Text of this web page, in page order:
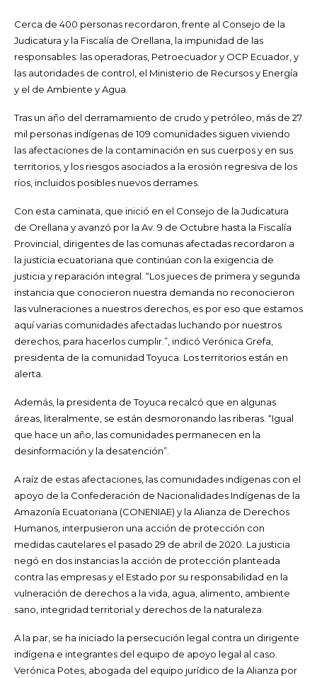
Cerca de 400 personas recordaron, frente al Consejo de la
Judicatura y la Fiscalía de Orellana, la impunidad de las
responsables: las operadoras, Petroecuador y OCP Ecuador, y
las autoridades de control, el Ministerio de Recursos y Energía
y el de Ambiente y Agua.
Tras un año del derramamiento de crudo y petróleo, más de 27
mil personas indígenas de 109 comunidades siguen viviendo
las afectaciones de la contaminación en sus cuerpos y en sus
territorios, y los riesgos asociados a la erosión regresiva de los
ríos, incluidos posibles nuevos derrames.
Con esta caminata, que inició en el Consejo de la Judicatura
de Orellana y avanzó por la Av. 9 de Octubre hasta la Fiscalía
Provincial, dirigentes de las comunas afectadas recordaron a
la justicia ecuatoriana que continúan con la exigencia de
justicia y reparación integral. “Los jueces de primera y segunda
instancia que conocieron nuestra demanda no reconocieron
las vulneraciones a nuestros derechos, es por eso que estamos
aquí varias comunidades afectadas luchando por nuestros
derechos, para hacerlos cumplir.”, indicó Verónica Grefa,
presidenta de la comunidad Toyuca. Los territorios están en
alerta.
Además, la presidenta de Toyuca recalcó que en algunas
áreas, literalmente, se están desmoronando las riberas. “Igual
que hace un año, las comunidades permanecen en la
desinformación y la desatención”.
A raíz de estas afectaciones, las comunidades indígenas con el
apoyo de la Confederación de Nacionalidades Indígenas de la
Amazonía Ecuatoriana (CONENIAE) y la Alianza de Derechos
Humanos, interpusieron una acción de protección con
medidas cautelares el pasado 29 de abril de 2020. La justicia
negó en dos instancias la acción de protección planteada
contra las empresas y el Estado por su responsabilidad en la
vulneración de derechos a la vida, agua, alimento, ambiente
sano, integridad territorial y derechos de la naturaleza.
A la par, se ha iniciado la persecución legal contra un dirigente
indígena e integrantes del equipo de apoyo legal al caso.
Verónica Potes, abogada del equipo jurídico de la Alianza por